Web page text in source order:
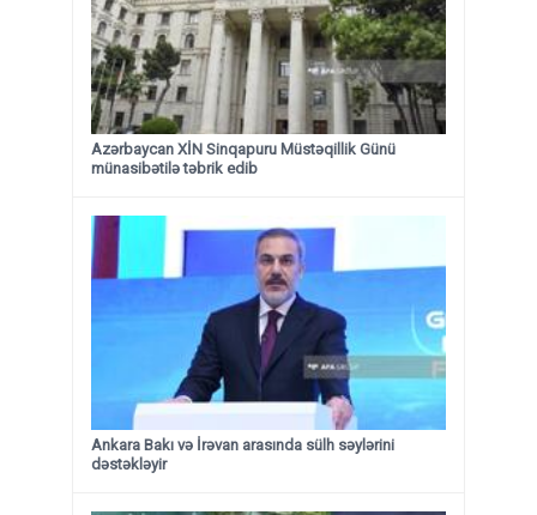
Azərbaycan XİN Sinqapuru Müstəqillik Günü
münasibətilə təbrik edib
Ankara Bakı və İrəvan arasında sülh səylərini
dəstəkləyir